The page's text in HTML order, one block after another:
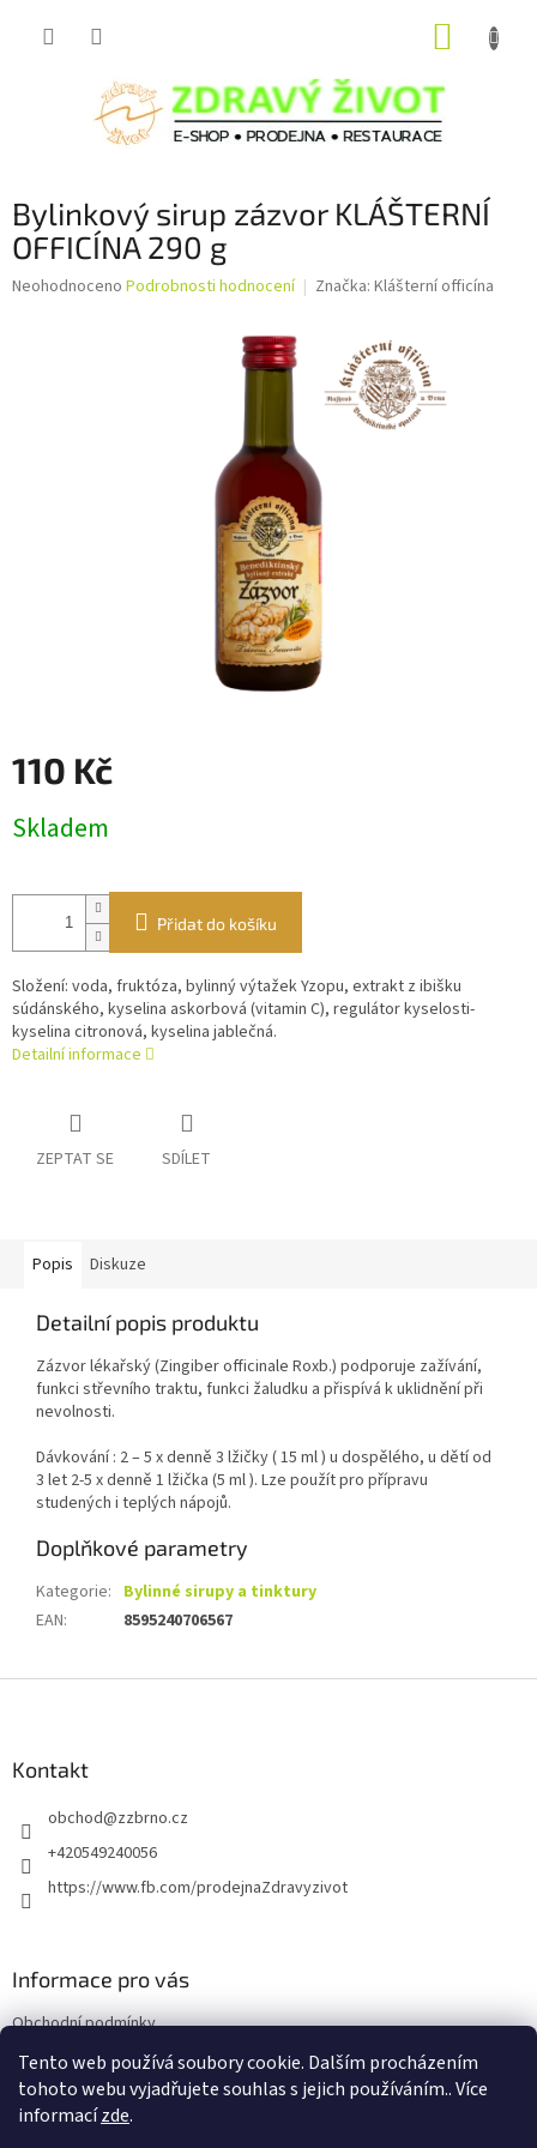
Tento web používá soubory cookie. Dalším procházením
tohoto webu vyjadřujete souhlas s jejich používáním.. Více
informacízde.
Bylinkový sirup zázvor KLÁŠTERNÍ
OFFICÍNA 290 g
Průměrné
Neohodnoceno Podrobnosti hodnocení Značka: Klášterní officína
110 Kč
cena:
Skladem
Přidat do košíku
Složení: voda, fruktóza, bylinný výtažek Yzopu, extrakt z ibišku
súdánského, kyselina askorbová (vitamin C), regulátor kyselosti-
kyselina citronová, kyselina jablečná.
Detailní informace
ZEPTAT SE SDÍLET
Popis Diskuze
Detailní popis produktu
Zázvor lékařský (Zingiber officinale Roxb.) podporuje zažívání,
funkci střevního traktu, funkci žaludku a přispívá k uklidnění při
nevolnosti.
Dávkování : 2 – 5 x denně 3 lžičky ( 15 ml ) u dospělého, u dětí od
3 let 2-5 x denně 1 lžička (5 ml ). Lze použít pro přípravu
studených i teplých nápojů.
Doplňkové parametry
Kategorie: Bylinné sirupy a tinktury
EAN: 8595240706567
Kontakt
obchod@zzbrno.cz
+420549240056
https://www.fb.com/prodejnaZdravyzivot
Informace pro vás
Obchodní podmínky
Podmínky ochrany osobních údajů